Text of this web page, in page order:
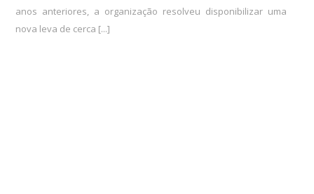
anos anteriores, a organização resolveu disponibilizar uma
nova leva de cerca [...]